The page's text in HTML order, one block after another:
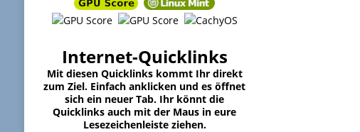
Internet-Quicklinks
Mit diesen Quicklinks kommt Ihr direkt
zum Ziel. Einfach anklicken und es öffnet
sich ein neuer Tab. Ihr könnt die
Quicklinks auch mit der Maus in eure
Lesezeichenleiste ziehen.